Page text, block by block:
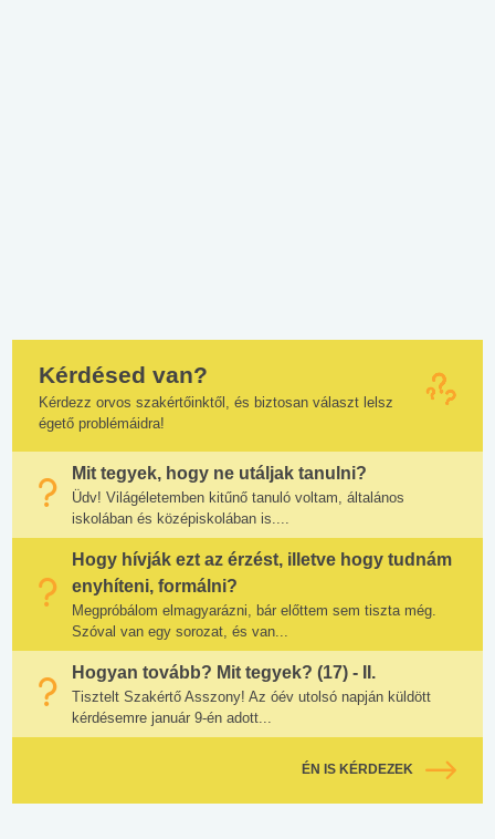
Kérdésed van?
Kérdezz orvos szakértőinktől, és biztosan választ lelsz
égető problémáidra!
Mit tegyek, hogy ne utáljak tanulni?
Üdv! Világéletemben kitűnő tanuló voltam, általános
iskolában és középiskolában is....
Hogy hívják ezt az érzést, illetve hogy tudnám
enyhíteni, formálni?
Megpróbálom elmagyarázni, bár előttem sem tiszta még.
Szóval van egy sorozat, és van...
Hogyan tovább? Mit tegyek? (17) - II.
Tisztelt Szakértő Asszony! Az óév utolsó napján küldött
kérdésemre január 9-én adott...
ÉN IS KÉRDEZEK